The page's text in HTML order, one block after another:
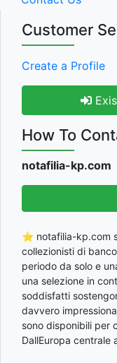
Customer
Create a Profile
How To
notafilia-kp.com
⭐ notafilia-kp.com
collezionisti di
periodo da solo e
una selezione in
soddisfatti
davvero
sono disponibili per
DallEuropa centrale